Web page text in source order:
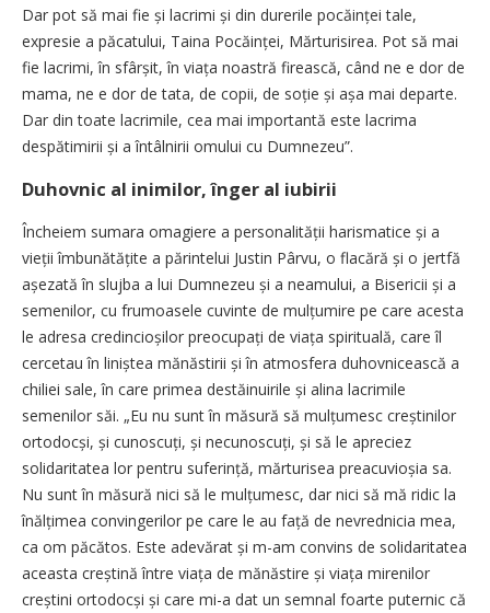
Dar pot să mai fie și lacrimi și din durerile pocăinței tale,
expresie a păcatului, Taina Pocăinței, Mărturisirea. Pot să mai
fie lacrimi, în sfârșit, în viața noastră firească, când ne e dor de
mama, ne e dor de tata, de copii, de soție și așa mai departe.
Dar din toate lacrimile, cea mai importantă este lacrima
despătimirii și a întâlnirii omului cu Dumnezeu”.
Duhovnic al inimilor, înger al iubirii
Încheiem sumara omagiere a personalității harismatice și a
vieții îmbunătățite a părintelui Justin Pârvu, o flacără și o jertfă
așezată în slujba a lui Dumnezeu și a neamului, a Bisericii și a
semenilor, cu frumoasele cuvinte de mulțumire pe care acesta
le adresa credincioșilor preocupați de viața spirituală, care îl
cercetau în liniștea mănăstirii și în atmosfera duhovnicească a
chiliei sale, în care primea destăinuirile și alina lacrimile
semenilor săi. „Eu nu sunt în măsură să mulțumesc crești­nilor
orto­docși, și cunoscuți, și necunos­cuți, și să le apreciez
solidaritatea lor pentru suferință, mărturisea preacuvioșia sa.
Nu sunt în măsură nici să le mulțu­mesc, dar nici să mă ridic la
înălțimea convingerilor pe care le au față de nevrednicia mea,
ca om păcătos. Este adevărat și m-am convins de solidaritatea
aceasta creștină între viața de mănăstire și viața mirenilor
creștini ortodocși și care mi-a dat un semnal foarte puternic că